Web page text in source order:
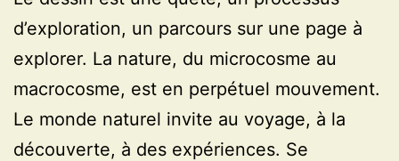
d’exploration, un parcours sur une page à
explorer. La nature, du microcosme au
macrocosme, est en perpétuel mouvement.
Le monde naturel invite au voyage, à la
découverte, à des expériences. Se